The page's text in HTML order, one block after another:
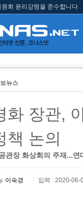
회 윤리강령을 준수합니다
뉴스
화 장관,
책 논의
관장 화상회의 주재...연
이숙경
입력 : 2020-06-